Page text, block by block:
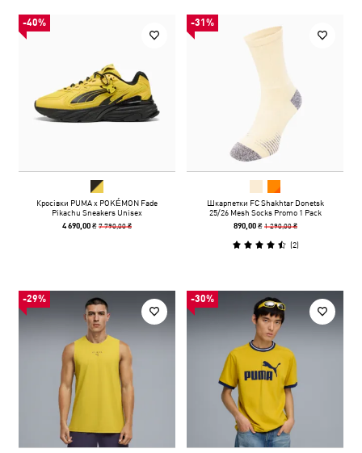
-40%
Кросівки PUMA x POKÉMON Fade
Pikachu Sneakers Unisex
4 690,00 ₴7 790,00 ₴
-31%
Шкарпетки FC Shakhtar Donetsk
25/26 Mesh Socks Promo 1 Pack
890,00 ₴ 1 290,00 ₴
(2)
-29% -30%